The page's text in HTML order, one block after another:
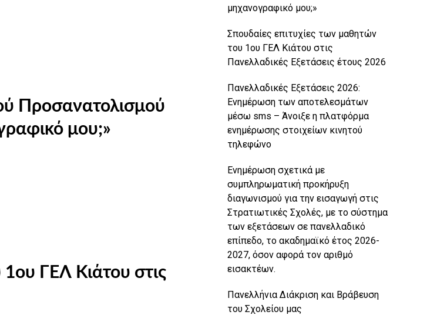
Προσανατολισμού
μου;»
ΓΕΛ Κιάτου στις
μηχανογραφικό μου;»
Σπουδαίες επιτυχίες των μαθητών
του 1ου ΓΕΛ Κιάτου στις
Πανελλαδικές Εξετάσεις έτους 2026
Πανελλαδικές Εξετάσεις 2026:
Ενημέρωση των αποτελεσμάτων
μέσω sms – Άνοιξε η πλατφόρμα
ενημέρωσης στοιχείων κινητού
τηλεφώνο
Ενημέρωση σχετικά με
συμπληρωματική προκήρυξη
διαγωνισμού για την εισαγωγή στις
Στρατιωτικές Σχολές, με το σύστημα
των εξετάσεων σε πανελλαδικό
επίπεδο, το ακαδημαϊκό έτος 2026-
2027, όσον αφορά τον αριθμό
εισακτέων.
Πανελλήνια Διάκριση και Βράβευση
του Σχολείου μας